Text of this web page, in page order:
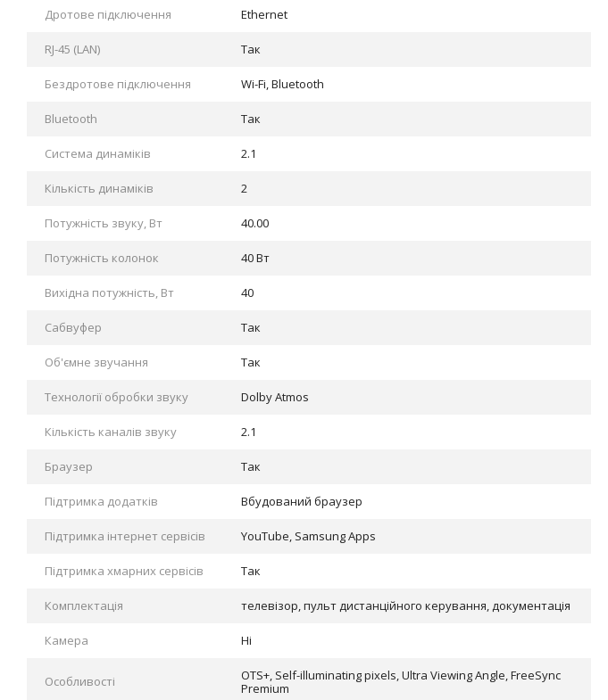
Дротове підключення Ethernet
RJ-45 (LAN) Так
Бездротове підключення Wi-Fi, Bluetooth
Bluetooth Так
Система динаміків 2.1
Кількість динаміків 2
Потужність звуку, Вт 40.00
Потужність колонок 40 Вт
Вихідна потужність, Вт 40
Сабвуфер Так
Об'ємне звучання Так
Технології обробки звуку Dolby Atmos
Кількість каналів звуку 2.1
Браузер Так
Підтримка додатків Вбудований браузер
Підтримка інтернет сервісів YouTube, Samsung Apps
Підтримка хмарних сервісів Так
Комплектація телевізор, пульт дистанційного керування, документація
Камера Ні
Особливості
OTS+, Self-illuminating pixels, Ultra Viewing Angle, FreeSync
Premium